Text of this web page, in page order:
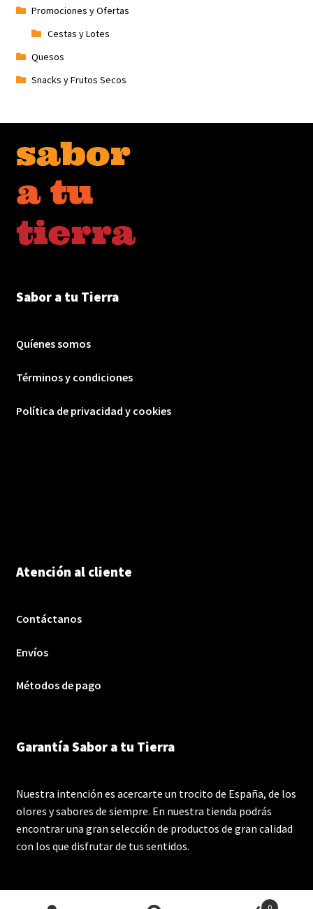
Promociones y Ofertas
Cestas y Lotes
Quesos
Snacks y Frutos Secos
Sabor a tu Tierra
Quíenes somos
Términos y condiciones
Política de privacidad y cookies
Atención al cliente
Contáctanos
Envíos
Métodos de pago
Garantía Sabor a tu Tierra
Nuestra intención es acercarte un trocito de España, de los
olores y sabores de siempre. En nuestra tienda podrás
encontrar una gran selección de productos de gran calidad
con los que disfrutar de tus sentidos.